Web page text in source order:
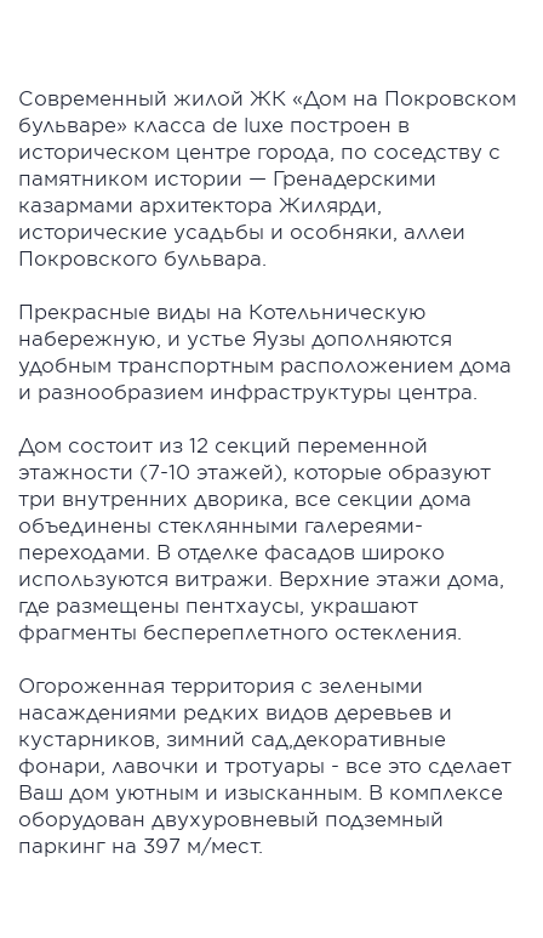
Современный жилой ЖК «Дом на Покровском
бульваре» класса de luxe построен в
историческом центре города, по соседству с
памятником истории — Гренадерскими
казармами архитектора Жилярди,
исторические усадьбы и особняки, аллеи
Покровского бульвара.
Прекрасные виды на Котельническую
набережную, и устье Яузы дополняются
удобным транспортным расположением дома
и разнообразием инфраструктуры центра.
Дом состоит из 12 секций переменной
этажности (7-10 этажей), которые образуют
три внутренних дворика, все секции дома
объединены стеклянными галереями-
переходами. В отделке фасадов широко
используются витражи. Верхние этажи дома,
где размещены пентхаусы, украшают
фрагменты беспереплетного остекления.
Огороженная территория с зелеными
насаждениями редких видов деревьев и
кустарников, зимний сад,декоративные
фонари, лавочки и тротуары - все это сделает
Ваш дом уютным и изысканным. В комплексе
оборудован двухуровневый подземный
паркинг на 397 м/мест.